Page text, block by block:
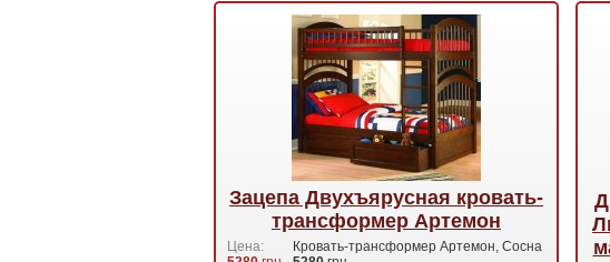
Зацепа Двухъярусная кровать-
трансформер Артемон
Цена:
Кровать-трансформер Артемон, Сосна